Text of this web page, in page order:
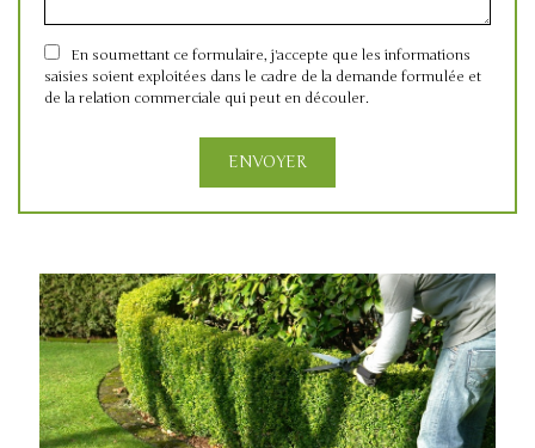
En soumettant ce formulaire, j'accepte que les informations
saisies soient exploitées dans le cadre de la demande formulée et
de la relation commerciale qui peut en découler.